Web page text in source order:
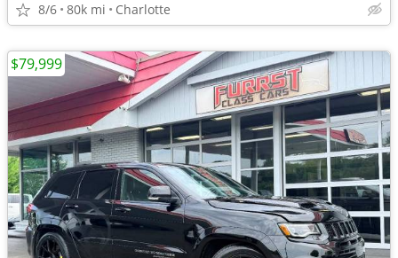
8/6 80k mi Charlotte
$79,999